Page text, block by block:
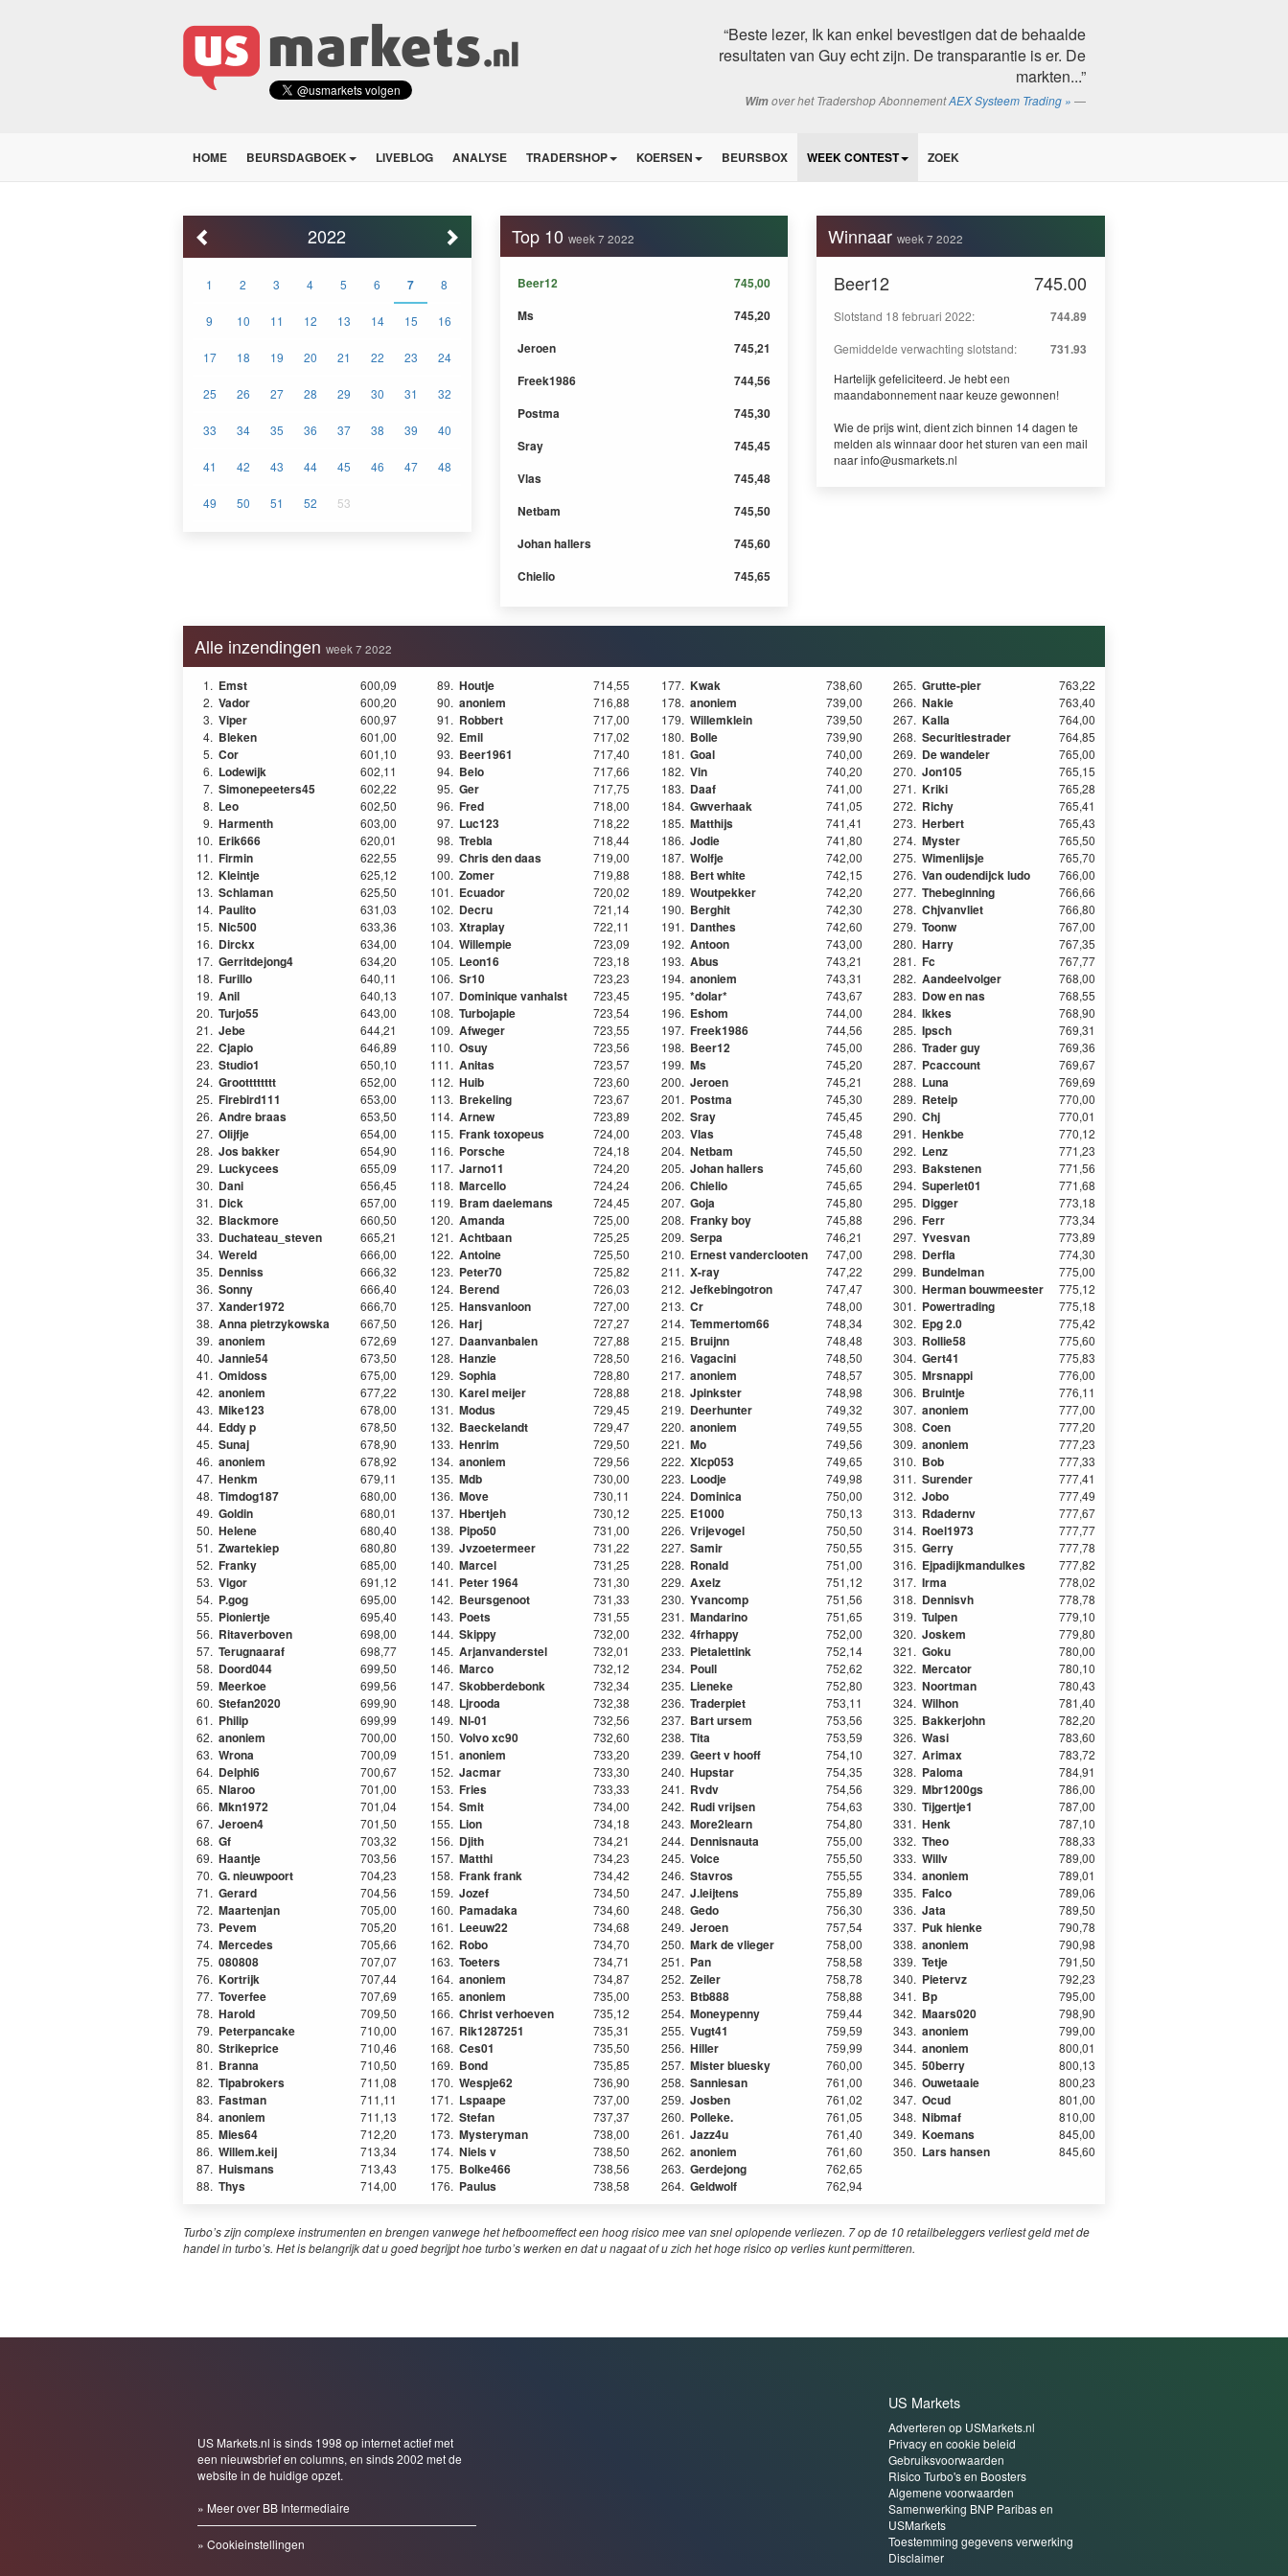
“Beste lezer, Ik kan enkel bevestigen dat de behaalde
resultaten van Guy echt zijn. De transparantie is er. De
markten...”
Wimover het Tradershop AbonnementAEX Systeem Trading »
HOME BEURSDAGBOEK LIVEBLOG ANALYSE TRADERSHOP KOERSEN BEURSBOX WEEK CONTEST ZOEK
2022
1 2 3 4 5 6 7 8
9 10 11 12 13 14 15 16
17 18 19 20 21 22 23 24
25 26 27 28 29 30 31 32
33 34 35 36 37 38 39 40
41 42 43 44 45 46 47 48
49 50 51 52 53
Top 10 week 7 2022
Beer12
745,00
Ms
745,20
Jeroen
745,21
Freek1986
744,56
Postma
745,30
Sray
745,45
Vlas
745,48
Netbam
745,50
Johan hallers
745,60
Chielio
745,65
Winnaarweek 7 2022
Beer12 745.00
Slotstand 18 februari 2022: 744.89
Gemiddelde verwachting slotstand: 731.93
Hartelijk gefeliciteerd. Je hebt een
maandabonnement naar keuze gewonnen!
Wie de prijs wint, dient zich binnen 14 dagen te
melden als winnaar door het sturen van een mail
naarinfo@usmarkets.nl
Alle inzendingen week 7 2022
1. Emst
600,09
2. Vador
600,20
3. Viper
600,97
4. Bleken
601,00
5. Cor
601,10
6. Lodewijk
602,11
7. Simonepeeters45
602,22
8. Leo
602,50
9. Harmenth
603,00
10. Erik666
620,01
11. Firmin
622,55
12. Kleintje
625,12
13. Schlaman
625,50
14. Paulito
631,03
15. Nic500
633,36
16. Dirckx
634,00
17. Gerritdejong4
634,20
18. Furillo
640,11
19. Anil
640,13
20. Turjo55
643,00
21. Jebe
644,21
22. Cjapio
646,89
23. Studio1
650,10
24. Grootttttttt
652,00
25. Firebird111
653,00
26. Andre braas
653,50
27. Olijfje
654,00
28. Jos bakker
654,90
29. Luckycees
655,09
30. Dani
656,45
31. Dick
657,00
32. Blackmore
660,50
33. Duchateau_steven
665,21
34. Wereld
666,00
35. Denniss
666,32
36. Sonny
666,40
37. Xander1972
666,70
38. Anna pietrzykowska
667,50
39. anoniem
672,69
40. Jannie54
673,50
41. Omidoss
675,00
42. anoniem
677,22
43. Mike123
678,00
44. Eddy p
678,50
45. Sunaj
678,90
46. anoniem
678,92
47. Henkm
679,11
48. Timdog187
680,00
49. Goldin
680,01
50. Helene
680,40
51. Zwartekiep
680,80
52. Franky
685,00
53. Vigor
691,12
54. P.gog
695,00
55. Pioniertje
695,40
56. Ritaverboven
698,00
57. Terugnaaraf
698,77
58. Doord044
699,50
59. Meerkoe
699,56
60. Stefan2020
699,90
61. Philip
699,99
62. anoniem
700,00
63. Wrona
700,09
64. Delphi6
700,67
65. Nlaroo
701,00
66. Mkn1972
701,04
67. Jeroen4
701,50
68. Gf
703,32
69. Haantje
703,56
70. G. nieuwpoort
704,23
71. Gerard
704,56
72. Maartenjan
705,00
73. Pevem
705,20
74. Mercedes
705,66
75. 080808
707,07
76. Kortrijk
707,44
77. Toverfee
707,69
78. Harold
709,50
79. Peterpancake
710,00
80. Strikeprice
710,46
81. Branna
710,50
82. Tipabrokers
711,08
83. Fastman
711,11
84. anoniem
711,13
85. Mies64
712,20
86. Willem.keij
713,34
87. Huismans
713,43
88. Thys 714,00
89. Houtje
714,55
90. anoniem
716,88
91. Robbert
717,00
92. Emil
717,02
93. Beer1961
717,40
94. Belo
717,66
95. Ger
717,75
96. Fred
718,00
97. Luc123
718,22
98. Trebla
718,44
99. Chris den daas
719,00
100. Zomer
719,88
101. Ecuador
720,02
102. Decru
721,14
103. Xtraplay
722,11
104. Willempie
723,09
105. Leon16
723,18
106. Sr10
723,23
107. Dominique vanhalst
723,45
108. Turbojapie
723,54
109. Afweger
723,55
110. Osuy
723,56
111. Anitas
723,57
112. Huib
723,60
113. Brekeling
723,67
114. Arnew
723,89
115. Frank toxopeus
724,00
116. Porsche
724,18
117. Jarno11
724,20
118. Marcello
724,24
119. Bram daelemans
724,45
120. Amanda
725,00
121. Achtbaan
725,25
122. Antoine
725,50
123. Peter70
725,82
124. Berend
726,03
125. Hansvanloon
727,00
126. Harj
727,27
127. Daanvanbalen
727,88
128. Hanzie
728,50
129. Sophia
728,80
130. Karel meijer
728,88
131. Modus
729,45
132. Baeckelandt
729,47
133. Henrim
729,50
134. anoniem
729,56
135. Mdb
730,00
136. Move
730,11
137. Hbertjeh
730,12
138. Pipo50
731,00
139. Jvzoetermeer
731,22
140. Marcel
731,25
141. Peter 1964
731,30
142. Beursgenoot
731,33
143. Poets
731,55
144. Skippy
732,00
145. Arjanvanderstel
732,01
146. Marco
732,12
147. Skobberdebonk
732,34
148. Ljrooda
732,38
149. Nl-01
732,56
150. Volvo xc90
732,60
151. anoniem
733,20
152. Jacmar
733,30
153. Fries
733,33
154. Smit
734,00
155. Lion
734,18
156. Djith
734,21
157. Matthi
734,23
158. Frank frank
734,42
159. Jozef
734,50
160. Pamadaka
734,60
161. Leeuw22
734,68
162. Robo
734,70
163. Toeters
734,71
164. anoniem
734,87
165. anoniem
735,00
166. Christ verhoeven
735,12
167. Rik1287251
735,31
168. Ces01
735,50
169. Bond
735,85
170. Wespje62
736,90
171. Lspaape
737,00
172. Stefan
737,37
173. Mysteryman
738,00
174. Niels v
738,50
175. Bolke466
738,56
176. Paulus 738,58
177. Kwak
738,60
178. anoniem
739,00
179. Willemklein
739,50
180. Bolle
739,90
181. Goal
740,00
182. Vin
740,20
183. Daaf
741,00
184. Gwverhaak
741,05
185. Matthijs
741,41
186. Jodie
741,80
187. Wolfje
742,00
188. Bert white
742,15
189. Woutpekker
742,20
190. Berghit
742,30
191. Danthes
742,60
192. Antoon
743,00
193. Abus
743,21
194. anoniem
743,31
195. *dolar*
743,67
196. Eshom
744,00
197. Freek1986
744,56
198. Beer12
745,00
199. Ms
745,20
200. Jeroen
745,21
201. Postma
745,30
202. Sray
745,45
203. Vlas
745,48
204. Netbam
745,50
205. Johan hallers
745,60
206. Chielio
745,65
207. Goja
745,80
208. Franky boy
745,88
209. Serpa
746,21
210. Ernest vanderclooten
747,00
211. X-ray
747,22
212. Jefkebingotron
747,47
213. Cr
748,00
214. Temmertom66
748,34
215. Bruijnn
748,48
216. Vagacini
748,50
217. anoniem
748,57
218. Jpinkster
748,98
219. Deerhunter
749,32
220. anoniem
749,55
221. Mo
749,56
222. Xlcp053
749,65
223. Loodje
749,98
224. Dominica
750,00
225. E1000
750,13
226. Vrijevogel
750,50
227. Samir
750,55
228. Ronald
751,00
229. Axelz
751,12
230. Yvancomp
751,56
231. Mandarino
751,65
232. 4frhappy
752,00
233. Pietalettink
752,14
234. Poull
752,62
235. Lieneke
752,80
236. Traderpiet
753,11
237. Bart ursem
753,56
238. Tita
753,59
239. Geert v hooff
754,10
240. Hupstar
754,35
241. Rvdv
754,56
242. Rudi vrijsen
754,63
243. More2learn
754,80
244. Dennisnauta
755,00
245. Voice
755,50
246. Stavros
755,55
247. J.leijtens
755,89
248. Gedo
756,30
249. Jeroen
757,54
250. Mark de vlieger
758,00
251. Pan
758,58
252. Zeiler
758,78
253. Btb888
758,88
254. Moneypenny
759,44
255. Vugt41
759,59
256. Hiller
759,99
257. Mister bluesky
760,00
258. Sanniesan
761,00
259. Josben
761,02
260. Polleke.
761,05
261. Jazz4u
761,40
262. anoniem
761,60
263. Gerdejong
762,65
264. Geldwolf 762,94
265. Grutte-pier
763,22
266. Nakie
763,40
267. Kalla
764,00
268. Securitiestrader
764,85
269. De wandeler
765,00
270. Jon105
765,15
271. Kriki
765,28
272. Richy
765,41
273. Herbert
765,43
274. Myster
765,50
275. Wimenlijsje
765,70
276. Van oudendijck ludo
766,00
277. Thebeginning
766,66
278. Chjvanvliet
766,80
279. Toonw
767,00
280. Harry
767,35
281. Fc
767,77
282. Aandeelvolger
768,00
283. Dow en nas
768,55
284. Ikkes
768,90
285. Ipsch
769,31
286. Trader guy
769,36
287. Pcaccount
769,67
288. Luna
769,69
289. Reteip
770,00
290. Chj
770,01
291. Henkbe
770,12
292. Lenz
771,23
293. Bakstenen
771,56
294. Superlet01
771,68
295. Digger
773,18
296. Ferr
773,34
297. Yvesvan
773,89
298. Derfla
774,30
299. Bundelman
775,00
300. Herman bouwmeester
775,12
301. Powertrading
775,18
302. Epg 2.0
775,42
303. Rollie58
775,60
304. Gert41
775,83
305. Mrsnappi
776,00
306. Bruintje
776,11
307. anoniem
777,00
308. Coen
777,20
309. anoniem
777,23
310. Bob
777,33
311. Surender
777,41
312. Jobo
777,49
313. Rdadernv
777,67
314. Roel1973
777,77
315. Gerry
777,78
316. Ejpadijkmandulkes
777,82
317. Irma
778,02
318. Dennisvh
778,78
319. Tulpen
779,10
320. Joskem
779,80
321. Goku
780,00
322. Mercator
780,10
323. Noortman
780,43
324. Wilhon
781,40
325. Bakkerjohn
782,20
326. Wasi
783,60
327. Arimax
783,72
328. Paloma
784,91
329. Mbr1200gs
786,00
330. Tijgertje1
787,00
331. Henk
787,10
332. Theo
788,33
333. Willv
789,00
334. anoniem
789,01
335. Falco
789,06
336. Jata
789,50
337. Puk hienke
790,78
338. anoniem
790,98
339. Tetje
791,50
340. Pietervz
792,23
341. Bp
795,00
342. Maars020
798,90
343. anoniem
799,00
344. anoniem
800,01
345. 50berry
800,13
346. Ouwetaaie
800,23
347. Ocud
801,00
348. Nibmaf
810,00
349. Koemans
845,00
350. Lars hansen 845,60
Turbo’s zijn complexe instrumenten en brengen vanwege het hefboomeffect een hoog risico mee van snel oplopende verliezen. 7 op de 10 retailbeleggers verliest geld met de
handel in turbo’s. Het is belangrijk dat u goed begrijpt hoe turbo’s werken en dat u nagaat of u zich het hoge risico op verlies kunt permitteren.
US Markets.nl is sinds 1998 op internet actief met
een nieuwsbrief en columns, en sinds 2002 met de
website in de huidige opzet.
» Meer over BB Intermediaire
» Cookieinstellingen
US Markets
Adverteren op USMarkets.nl
Privacy en cookie beleid
Gebruiksvoorwaarden
Risico Turbo's en Boosters
Algemene voorwaarden
Samenwerking BNP Paribas en
USMarkets
Toestemming gegevens verwerking
Disclaimer